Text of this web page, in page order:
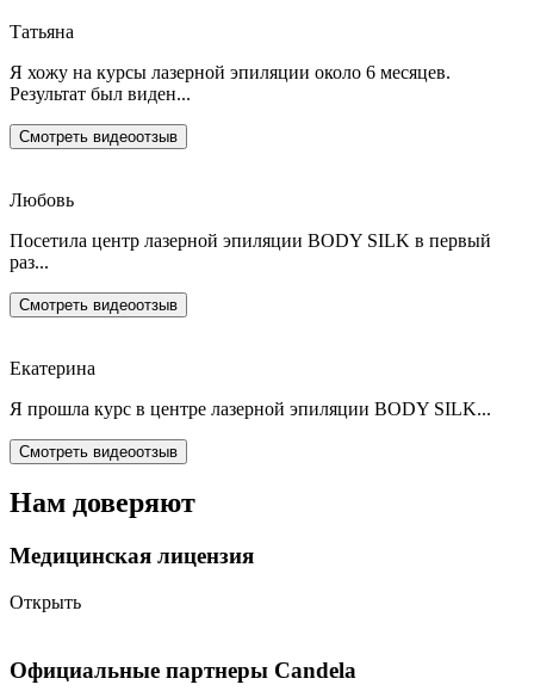
Татьяна
Я хожу на курсы лазерной эпиляции около 6 месяцев.
Результат был виден...
Смотреть видеоотзыв
Любовь
Посетила центр лазерной эпиляции BODY SILK в первый
раз...
Смотреть видеоотзыв
Екатерина
Я прошла курс в центре лазерной эпиляции BODY SILK...
Смотреть видеоотзыв
Нам доверяют
Медицинская лицензия
Открыть
Официальные партнеры Candela